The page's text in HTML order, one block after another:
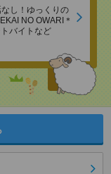
なし！ゆっくりの
NO OWARI＊
バイトなど